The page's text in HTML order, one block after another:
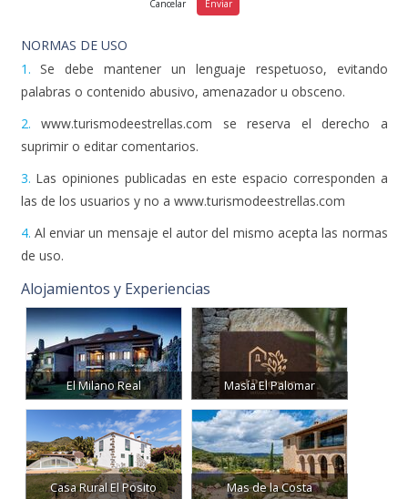
NORMAS DE USO
1. Se debe mantener un lenguaje respetuoso, evitando
palabras o contenido abusivo, amenazador u obsceno.
2. www.turismodeestrellas.com se reserva el derecho a
suprimir o editar comentarios.
3. Las opiniones publicadas en este espacio corresponden a
las de los usuarios y no a www.turismodeestrellas.com
4. Al enviar un mensaje el autor del mismo acepta las normas
de uso.
Alojamientos y Experiencias
El Milano Real Masía El Palomar
Casa Rural El Posito Mas de la Costa